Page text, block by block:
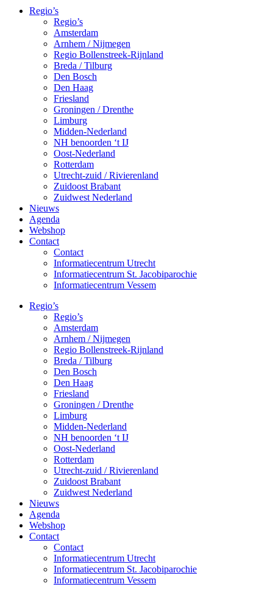
Regio’s
Regio’s
Amsterdam
Arnhem / Nijmegen
Regio Bollenstreek-Rijnland
Breda / Tilburg
Den Bosch
Den Haag
Friesland
Groningen / Drenthe
Limburg
Midden-Nederland
NH benoorden ‘t IJ
Oost-Nederland
Rotterdam
Utrecht-zuid / Rivierenland
Zuidoost Brabant
Zuidwest Nederland
Nieuws
Agenda
Webshop
Contact
Contact
Informatiecentrum Utrecht
Informatiecentrum St. Jacobiparochie
Informatiecentrum Vessem
Regio’s
Regio’s
Amsterdam
Arnhem / Nijmegen
Regio Bollenstreek-Rijnland
Breda / Tilburg
Den Bosch
Den Haag
Friesland
Groningen / Drenthe
Limburg
Midden-Nederland
NH benoorden ‘t IJ
Oost-Nederland
Rotterdam
Utrecht-zuid / Rivierenland
Zuidoost Brabant
Zuidwest Nederland
Nieuws
Agenda
Webshop
Contact
Contact
Informatiecentrum Utrecht
Informatiecentrum St. Jacobiparochie
Informatiecentrum Vessem